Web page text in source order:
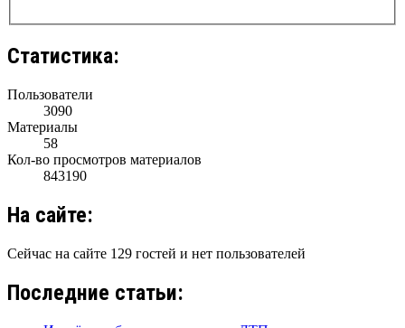
Статистика:
Пользователи
3090
Материалы
58
Кол-во просмотров материалов
843190
На сайте:
Сейчас на сайте 129 гостей и нет пользователей
Последние статьи: